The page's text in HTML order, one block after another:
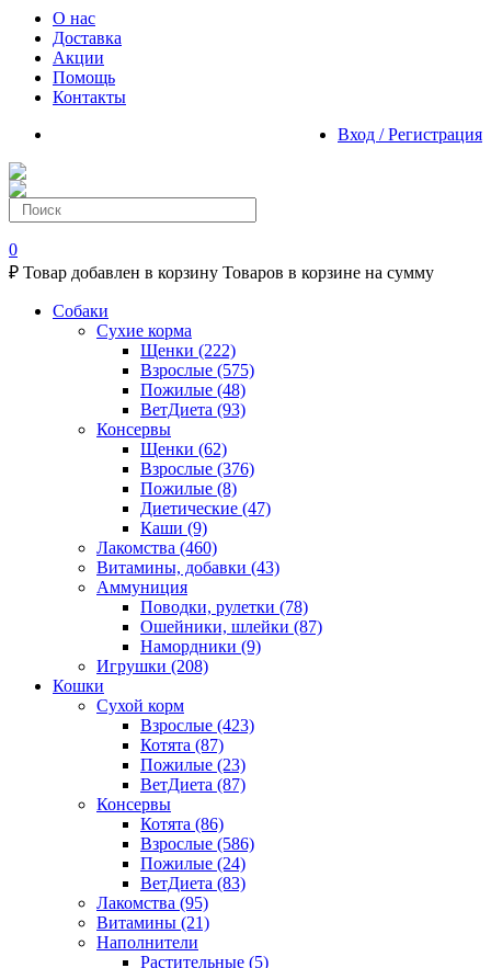
О нас
Доставка
Акции
Помощь
Контакты
Вход / Регистрация
0
₽ Товар добавлен в корзину Товаров в корзине на сумму
Собаки
Сухие корма
Щенки (222)
Взрослые (575)
Пожилые (48)
ВетДиета (93)
Консервы
Щенки (62)
Взрослые (376)
Пожилые (8)
Диетические (47)
Каши (9)
Лакомства (460)
Витамины, добавки (43)
Аммуниция
Поводки, рулетки (78)
Ошейники, шлейки (87)
Намордники (9)
Игрушки (208)
Кошки
Сухой корм
Взрослые (423)
Котята (87)
Пожилые (23)
ВетДиета (87)
Консервы
Котята (86)
Взрослые (586)
Пожилые (24)
ВетДиета (83)
Лакомства (95)
Витамины (21)
Наполнители
Растительные (5)